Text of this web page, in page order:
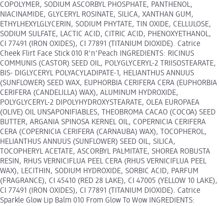
COPOLYMER, SODIUM ASCORBYL PHOSPHATE, PANTHENOL,
NIACINAMIDE, GLYCERYL ROSINATE, SILICA, XANTHAN GUM,
ETHYLHEXYLGLYCERIN, SODIUM PHYTATE, TIN OXIDE, CELLULOSE,
SODIUM SULFATE, LACTIC ACID, CITRIC ACID, PHENOXYETHANOL,
CI 77491 (IRON OXIDES), CI 77891 (TITANIUM DIOXIDE). Catrice
Cheek Flirt Face Stick 010 R'n'Peach INGREDIENTS: RICINUS
COMMUNIS (CASTOR) SEED OIL, POLYGLYCERYL-2 TRIISOSTEARATE,
BIS- DIGLYCERYL POLYACYLADIPATE-1, HELIANTHUS ANNUUS
(SUNFLOWER) SEED WAX, EUPHORBIA CERIFERA CERA (EUPHORBIA
CERIFERA (CANDELILLA) WAX), ALUMINUM HYDROXIDE,
POLYGLYCERYL-2 DIPOLYHYDROXYSTEARATE, OLEA EUROPAEA
(OLIVE) OIL UNSAPONIFIABLES, THEOBROMA CACAO (COCOA) SEED
BUTTER, ARGANIA SPINOSA KERNEL OIL, COPERNICIA CERIFERA
CERA (COPERNICIA CERIFERA (CARNAUBA) WAX), TOCOPHEROL,
HELIANTHUS ANNUUS (SUNFLOWER) SEED OIL, SILICA,
TOCOPHERYL ACETATE, ASCORBYL PALMITATE, SHOREA ROBUSTA
RESIN, RHUS VERNICIFLUA PEEL CERA (RHUS VERNICIFLUA PEEL
WAX), LECITHIN, SODIUM HYDROXIDE, SORBIC ACID, PARFUM
(FRAGRANCE), CI 45410 (RED 28 LAKE), CI 47005 (YELLOW 10 LAKE),
CI 77491 (IRON OXIDES), CI 77891 (TITANIUM DIOXIDE). Catrice
Sparkle Glow Lip Balm 010 From Glow To Wow INGREDIENTS: